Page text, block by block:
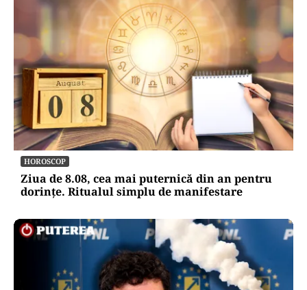
HOROSCOP
Ziua de 8.08, cea mai puternică din an pentru
dorințe. Ritualul simplu de manifestare